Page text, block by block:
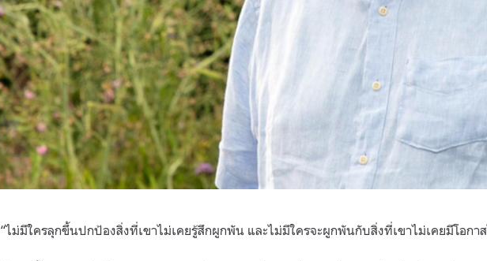
“ไม่มีใครลุกขึ้นปกป้องสิ่งที่เขาไม่เคยรู้สึกผูกพัน และไม่มีใครจะผูกพันกับสิ่งที่เขาไม่เคยมีโอกา